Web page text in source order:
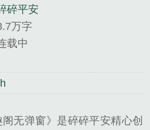
碎平安
万字
载中
阁无弹窗》是碎碎平安精心创